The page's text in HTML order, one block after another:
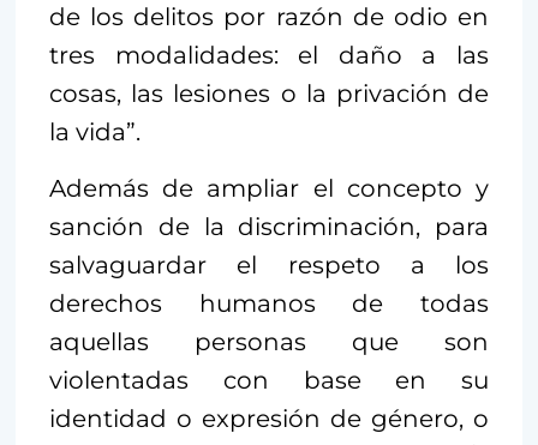
de los delitos por razón de odio en
tres modalidades: el daño a las
cosas, las lesiones o la privación de
la vida”.
Además de ampliar el concepto y
sanción de la discriminación, para
salvaguardar el respeto a los
derechos humanos de todas
aquellas personas que son
violentadas con base en su
identidad o expresión de género, o